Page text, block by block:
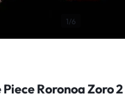
1/6
Roronoa Zoro